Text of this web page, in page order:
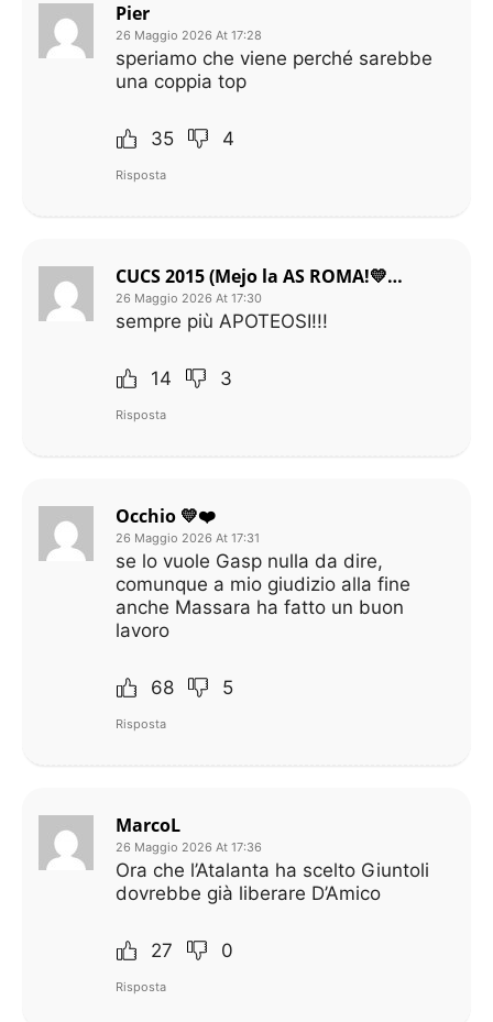
Pier
26 Maggio 2026 At 17:28
speriamo che viene perché sarebbe
una coppia top
35 4
Risposta
CUCS 2015 (Mejo la AS ROMA!💛❤)
26 Maggio 2026 At 17:30
sempre più APOTEOSI!!!
14 3
Risposta
Occhio 💛❤️
26 Maggio 2026 At 17:31
se lo vuole Gasp nulla da dire,
comunque a mio giudizio alla fine
anche Massara ha fatto un buon
lavoro
68 5
Risposta
MarcoL
26 Maggio 2026 At 17:36
Ora che l’Atalanta ha scelto Giuntoli
dovrebbe già liberare D’Amico
27 0
Risposta